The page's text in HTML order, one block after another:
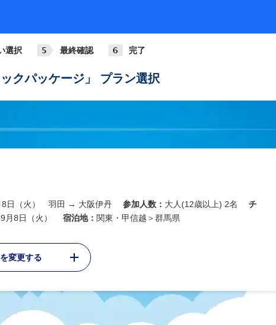
選択 最終確認 完了
クパッケージ」 プラン選択
8日（火） 羽田 → 大阪伊丹 参加人数： 大人(12歳以上) 2名
チ
月8日（火） 宿泊地： 関東・甲信越＞群馬県
変更する
羽田 大阪伊丹
08:15
羽田
09:20
大阪伊丹
789
羽田 大阪伊丹
ANA021
11:00
羽田
12:05
大阪伊丹
321
ANA023
12:00
羽田
13:10
大阪伊丹
ANA025
13:00
羽田
738